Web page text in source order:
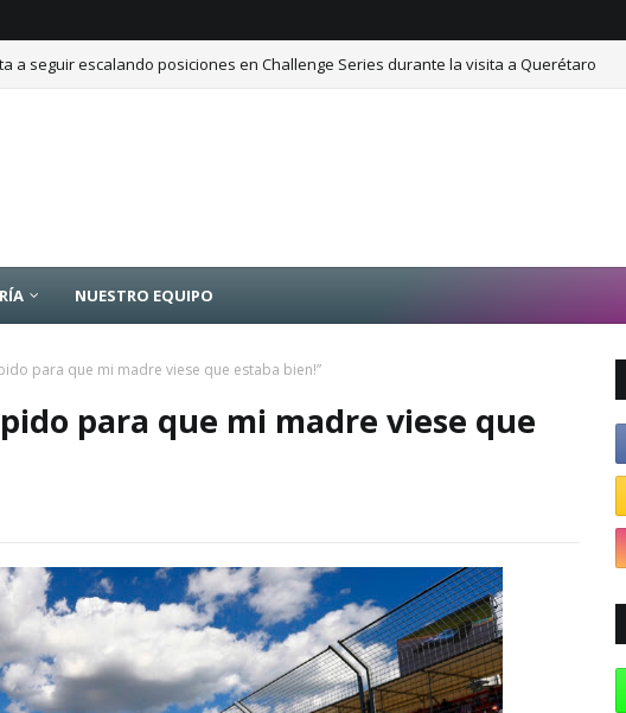
a seguir escalando posiciones en Challenge Series durante la visita a Querétaro
NUESTRO EQUIPO
para que mi madre viese que estaba bien!”
para que mi madre viese que